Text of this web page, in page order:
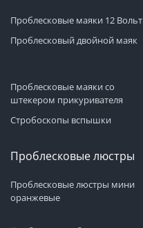
Проблесковые маяки 12 Вольт
Проблесковый двойной маяк
Проблесковые маяки со
штекером прикуривателя
Стробоскопы вспышки
Проблесковые люстры
Проблесковые люстры мини
оранжевые